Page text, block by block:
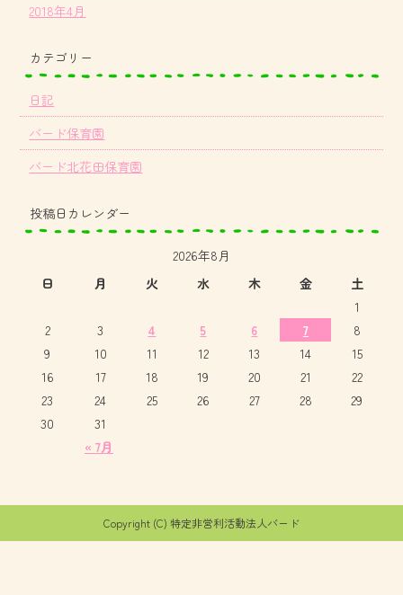
2018年4月
カテゴリー
日記
バード保育園
バード北花田保育園
投稿日カレンダー
2026年8月
日
月 火 水 木 金 土
« 7月
1
2
3 4 5 6 7
8
9
10 11 12 13 14
15
16
17 18 19 20 21
22
23
24 25 26 27 28
29
30
31
Copyright (C) 特定非営利活動法人バード